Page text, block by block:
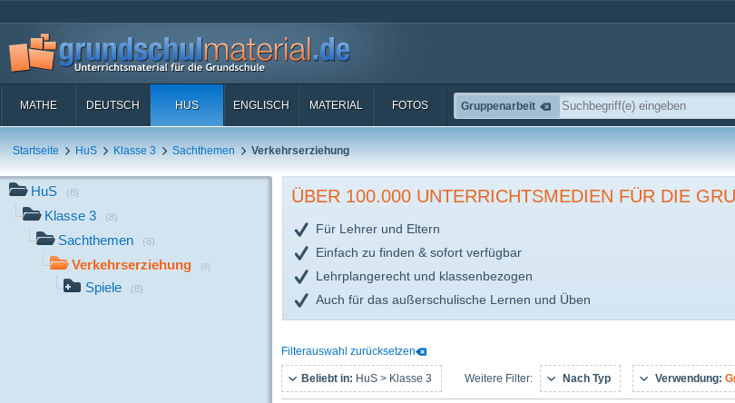
MATHE DEUTSCH HUS ENGLISCH MATERIAL FOTOS Gruppenarbeit
Startseite HuS Klasse 3 Sachthemen Verkehrserziehung
HuS (8)
Klasse 3 (8)
Sachthemen (8)
Verkehrserziehung (8)
Spiele (8)
ÜBER 100.000 UNTERRICHTSMEDIEN FÜR DIE
Für Lehrer und Eltern
Einfach zu finden & sofort verfügbar
Lehrplangerecht und klassenbezogen
Auch für das außerschulische Lernen und Üben
Filterauswahl zurücksetzen
Beliebt in: HuS > Klasse 3 Weitere Filter: Nach Typ Verwendung: